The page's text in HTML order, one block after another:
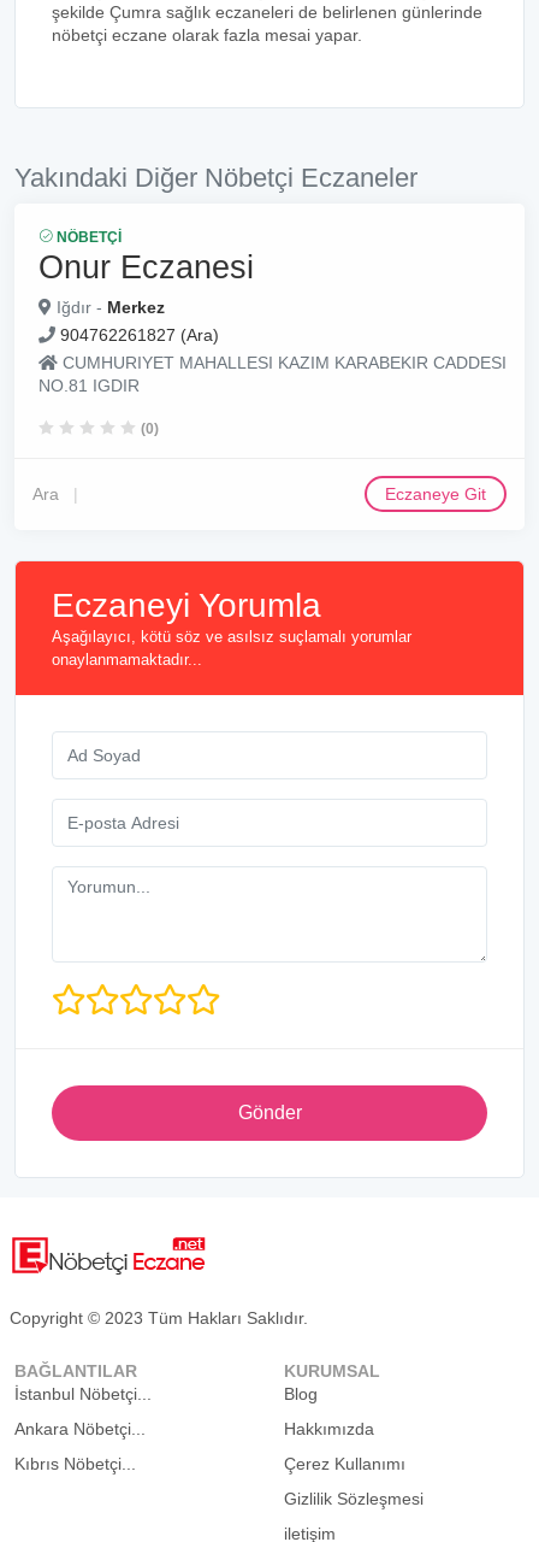
şekilde Çumra sağlık eczaneleri de belirlenen günlerinde
nöbetçi eczane olarak fazla mesai yapar.
Yakındaki Diğer Nöbetçi Eczaneler
NÖBETÇI
Onur Eczanesi
Iğdır - Merkez
904762261827 (Ara)
CUMHURIYET MAHALLESI KAZIM KARABEKIR CADDESI
NO.81 IGDIR
(0)
Ara Eczaneye Git
Eczaneyi Yorumla
Aşağılayıcı, kötü söz ve asılsız suçlamalı yorumlar
onaylanmamaktadır...
Gönder
Copyright © 2023 Tüm Hakları Saklıdır.
BAĞLANTILAR
İstanbul Nöbetçi...
Ankara Nöbetçi...
Kıbrıs Nöbetçi...
KURUMSAL
Blog
Hakkımızda
Çerez Kullanımı
Gizlilik Sözleşmesi
iletişim